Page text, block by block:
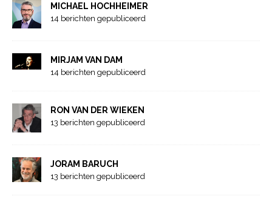
MICHAEL HOCHHEIMER
14 berichten gepubliceerd
MIRJAM VAN DAM
14 berichten gepubliceerd
RON VAN DER WIEKEN
13 berichten gepubliceerd
JORAM BARUCH
13 berichten gepubliceerd